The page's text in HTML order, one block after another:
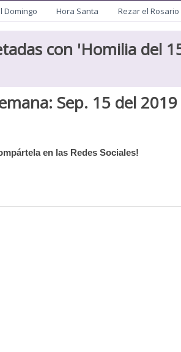
Juan Bautista
Mission
Domingo Hora Santa Rezar el Rosario
con 'Homilia del
Sep. 15 del 2019
en las Redes Sociales!